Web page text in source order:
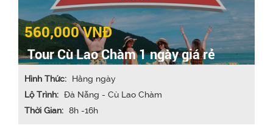
560,000 VNĐ
Tour Cù Lao Chàm 1 ngày giá rẻ
Hình Thức: Hằng ngày
Lộ Trình: Đà Nẵng - Cù Lao Chàm
Thời Gian: 8h -16h